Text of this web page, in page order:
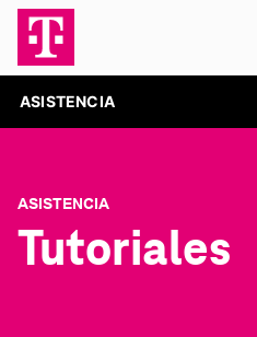
ASISTENCIA
ASISTENCIA
Tutoriales